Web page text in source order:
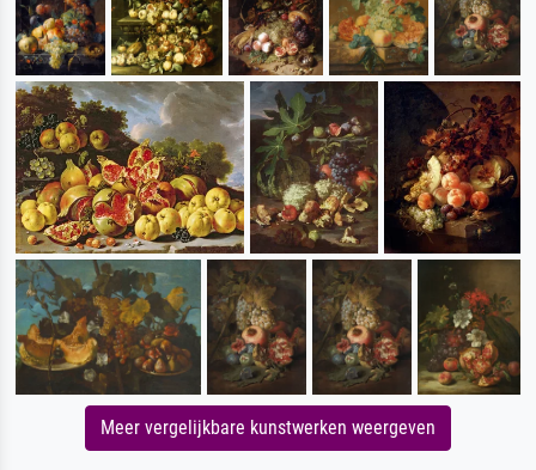
Meer vergelijkbare kunstwerken weergeven